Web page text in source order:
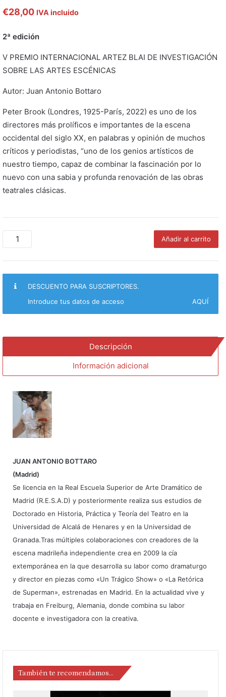
€28,00 IVA incluido
2ª edición
V PREMIO INTERNACIONAL ARTEZ BLAI DE INVESTIGACIÓN
SOBRE LAS ARTES ESCÉNICAS
Autor: Juan Antonio Bottaro
Peter Brook (Londres, 1925-París, 2022) es uno de los
directores más prolíficos e importantes de la escena
occidental del siglo XX, en palabras y opinión de muchos
críticos y periodistas, “uno de los genios artísticos de
nuestro tiempo, capaz de combinar la fascinación por lo
nuevo con una sabia y profunda renovación de las obras
teatrales clásicas.
Fundamentos
de
en
escena
Añadir al carrito
DESCUENTO PARA SUSCRIPTORES.
Introduce tus datos de acceso
AQUÍ
Descripción
Información adicional
JUAN ANTONIO BOTTARO
(Madrid)
Se licencia en la Real Escuela Superior de Arte Dramático de
Madrid (R.E.S.A.D) y posteriormente realiza sus estudios de
Doctorado en Historia, Práctica y Teoría del Teatro en la
Universidad de Alcalá de Henares y en la Universidad de
Granada.Tras múltiples colaboraciones con creadores de la
escena madrileña independiente crea en 2009 la cía
extemporánea en la que desarrolla su labor como dramaturgo
y director en piezas como «Un Trágico Show» o «La Retórica
de Superman», estrenadas en Madrid. En la actualidad vive y
trabaja en Freiburg, Alemania, donde combina su labor
docente e investigadora con la creativa.
También te recomendamos…